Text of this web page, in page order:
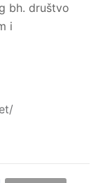
bh. društvo
i